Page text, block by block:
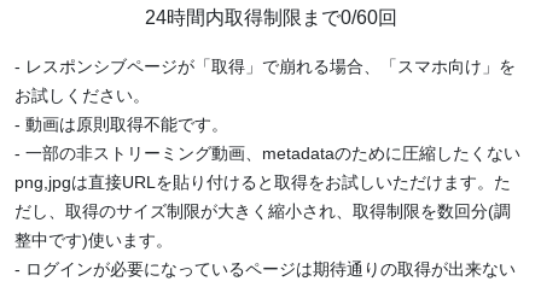
24時間内取得制限まで0/60回
- レスポンシブページが「取得」で崩れる場合、「スマホ向け」を
お試しください。
- 動画は原則取得不能です。
- 一部の非ストリーミング動画、metadataのために圧縮したくない
png,jpgは直接URLを貼り付けると取得をお試しいただけます。た
だし、取得のサイズ制限が大きく縮小され、取得制限を数回分(調
整中です)使います。
- ログインが必要になっているページは期待通りの取得が出来ない